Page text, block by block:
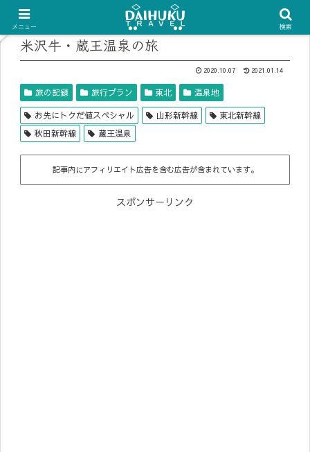
米沢牛・蔵王温泉の旅
2020.10.07 2021.01.14
旅の記録 旅行プラン 東北 温泉地
お先にトクだ値スペシャル 山形新幹線
東北新幹線
秋田新幹線
蔵王温泉
記事内にアフィリエイト広告を含む広告が含まれています。
スポンサーリンク
メニュー 検索